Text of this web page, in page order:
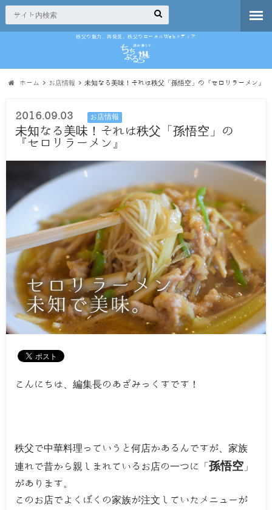
秩父の魅力、再発見。秩父のローカルWebメディア
ホーム お店情報 未知なる美味！それは秩父「孫悟空」の『セロリラーメン』
2016.09.03 お店情報
未知なる美味！それは秩父「孫悟空」の
『セロリラーメン』
こんにちは、編集長のあざみっくすです！
秩父で中華料理っていうと何店かあるんですが、家族
連れで昔から親しまれているお店の一つに「孫悟空 」
があります。
このお店でよくぼくの家族が注文していたメニューが